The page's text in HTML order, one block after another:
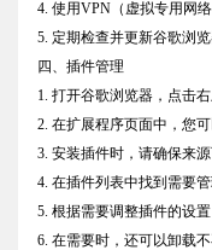
4. 使用VPN（虚拟专用网
5. 定期检查并更新谷歌浏
四、插件管理
1. 打开谷歌浏览器，点击
2. 在扩展程序页面中，您
3. 安装插件时，请确保来
4. 在插件列表中找到需要
5. 根据需要调整插件的设
6. 在需要时，还可以卸载不